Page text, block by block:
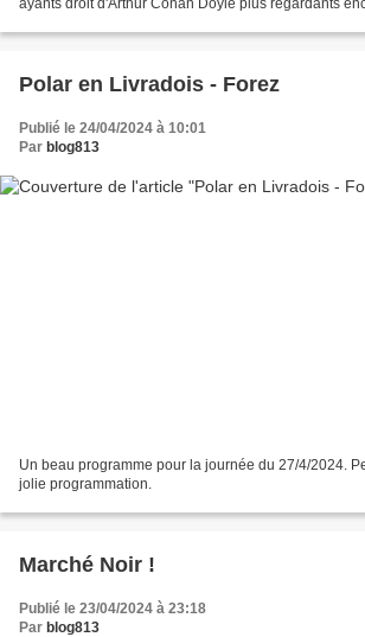
ayants droit d'Arthur Conan Doyle plus regardants
Polar en Livradois - Forez
Publié le 24/04/2024 à 10:01
Par blog813
Un beau programme pour la journée du 27/4/2024.
jolie programmation.
Marché Noir !
Publié le 23/04/2024 à 23:18
Par blog813